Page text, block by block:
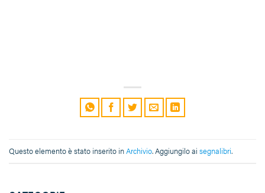
Questo elemento è stato inserito inArchivio. Aggiungilo ai segnalibri.